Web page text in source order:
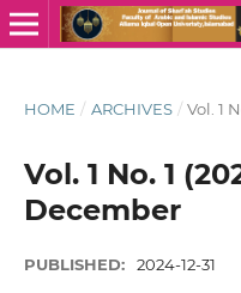
HOME / ARCHIVES / Vol. 1
Vol. 1 No. 1
December
PUBLISHED: 2024-12-31